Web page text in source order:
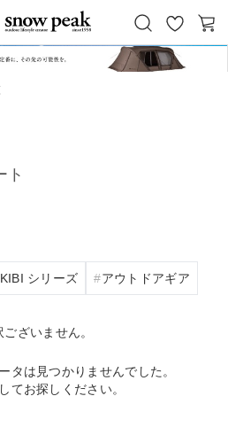
Peak
お
気
カ
ト
シリーズ アウトドアギア
ざいません。
タは見つかりませんでした。
てお探しください。